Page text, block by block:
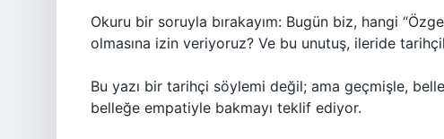
Okuru bir soruyla bırakayım: Bugün biz, hangi
olmasına izin veriyoruz? Ve bu unutuş, ileride
Bu yazı bir tarihçi söylemi değil; ama geçmişle,
belleğe empatiyle bakmayı teklif ediyor.